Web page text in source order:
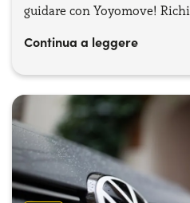
guidare con Yoyomove!
Continua a leggere